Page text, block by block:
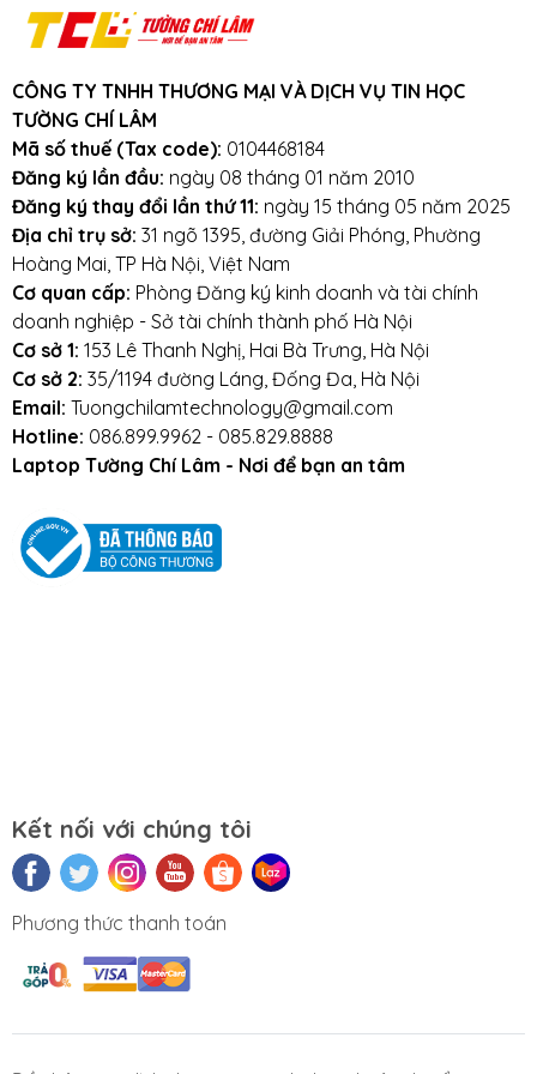
Nội ( Xem đường đi
Nội
Cam kết, Bảo hành
BẢO HÀNH 9 THÁNG - Cam kết bảo hành uy tín toàn
quốc!
LỖI 1 ĐỔI 1 SẢN PHẨM MỚI TRONG SUỐT THỜI GIAN
BẢO HÀNH
---> Bảo hành đổi mới trong suốt thời gian bảo hành
do lỗi nhà sản xuất.
(Không bảo hành do mất nút, rách cáp, móp méo, do
chất lỏng đổ vào, mất hoặc rách tem nhà cung cấp
Mẹo sử dụng Pin Laptop lâu bền
Nên tắt laptop hoàn toàn đến khi pin sạc đầy
Nên sạc pin laptop lâu hơn bình thường khi mới
mua máy
Nên sử dụng sạc và pin laptop chính hãng
CÔNG TY TNHH THƯƠNG MẠI VÀ DỊCH VỤ TIN HỌC
TƯỜNG CHÍ LÂM
Mã số thuế (Tax code): 0104468184
Đăng ký lần đầu: ngày 08 tháng 01 năm 2010
Đăng ký thay đổi lần thứ 11: ngày 15 tháng 05 năm 2025
Địa chỉ trụ sở: 31 ngõ 1395, đường Giải Phóng, Phường
Hoàng Mai, TP Hà Nội, Việt Nam
Cơ quan cấp: Phòng Đăng ký kinh doanh và tài chính
doanh nghiệp - Sở tài chính thành phố Hà Nội
Cơ sở 1: 153 Lê Thanh Nghị, Hai Bà Trưng, Hà Nội
Cơ sở 2: 35/1194 đường Láng, Đống Đa, Hà Nội
Email: Tuongchilamtechnology@gmail.com
Hotline: 086.899.9962 - 085.829.8888
Laptop Tường Chí Lâm - Nơi để bạn an tâm
Kết nối với chúng tôi
Phương thức thanh toán